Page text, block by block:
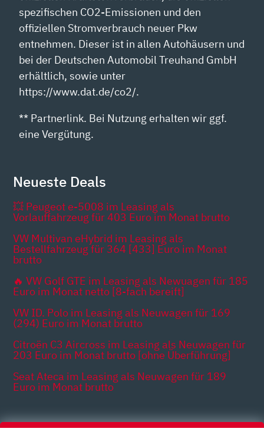
spezifischen CO2-Emissionen und den
offiziellen Stromverbrauch neuer Pkw
entnehmen. Dieser ist in allen Autohäusern und
bei der Deutschen Automobil Treuhand GmbH
erhältlich, sowie unter
https://www.dat.de/co2/.
** Partnerlink. Bei Nutzung erhalten wir ggf.
eine Vergütung.
Neueste Deals
💥 Peugeot e-5008 im Leasing als
Vorlauffahrzeug für 403 Euro im Monat brutto
VW Multivan eHybrid im Leasing als
Bestellfahrzeug für 364 [433] Euro im Monat
brutto
🔥 VW Golf GTE im Leasing als Newuagen für 185
Euro im Monat netto [8-fach bereift]
VW ID. Polo im Leasing als Neuwagen für 169
(294) Euro im Monat brutto
Citroën C3 Aircross im Leasing als Neuwagen für
203 Euro im Monat brutto [ohne Überführung]
Seat Ateca im Leasing als Neuwagen für 189
Euro im Monat brutto